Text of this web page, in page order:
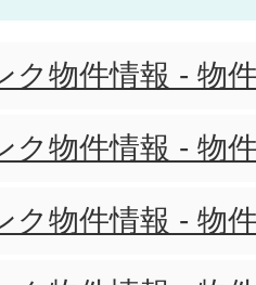
ク物件情報 - 物
ク物件情報 - 物
ク物件情報 - 物